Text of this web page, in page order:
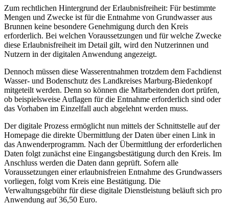
Zum rechtlichen Hintergrund der Erlaubnisfreiheit: Für bestimmte
Mengen und Zwecke ist für die Entnahme von Grundwasser aus
Brunnen keine besondere Genehmigung durch den Kreis
erforderlich. Bei welchen Voraussetzungen und für welche Zwecke
diese Erlaubnisfreiheit im Detail gilt, wird den Nutzerinnen und
Nutzern in der digitalen Anwendung angezeigt.
Dennoch müssen diese Wasserentnahmen trotzdem dem Fachdienst
Wasser- und Bodenschutz des Landkreises Marburg-Biedenkopf
mitgeteilt werden. Denn so können die Mitarbeitenden dort prüfen,
ob beispielsweise Auflagen für die Entnahme erforderlich sind oder
das Vorhaben im Einzelfall auch abgelehnt werden muss.
Der digitale Prozess ermöglicht nun mittels der Schnittstelle auf der
Homepage die direkte Übermittlung der Daten über einen Link in
das Anwenderprogramm. Nach der Übermittlung der erforderlichen
Daten folgt zunächst eine Eingangsbestätigung durch den Kreis. Im
Anschluss werden die Daten dann geprüft. Sofern alle
Voraussetzungen einer erlaubnisfreien Entnahme des Grundwassers
vorliegen, folgt vom Kreis eine Bestätigung. Die
Verwaltungsgebühr für diese digitale Dienstleistung beläuft sich pro
Anwendung auf 36,50 Euro.